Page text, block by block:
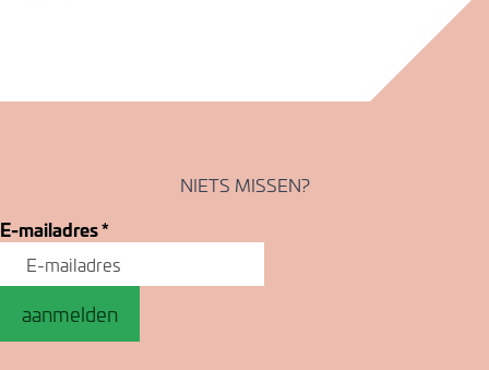
NIETS MISSEN?
E-mailadres*
aanmelden